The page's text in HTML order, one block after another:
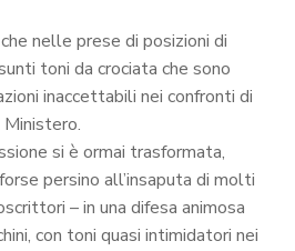
nelle prese di posizioni di
toni da crociata che sono
inaccettabili nei confronti di
Ministero.
si è ormai trasformata,
persino all’insaputa di molti
– in una difesa animosa
con toni quasi intimidatori nei